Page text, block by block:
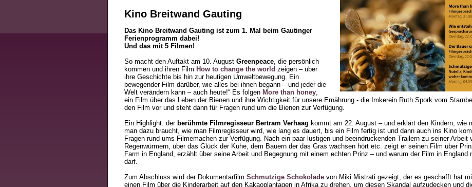
Kino Breitwand Gauting
Das Kino Breitwand Gauting ist zum 1. Mal beim Gautinger
Ferienprogramm dabei!
Und das mit 5 Filmen!
So macht den Auftakt am 10. August Greenpeace , die persönlich
kommen und ihren Film How to change the world zeigen – über
ihre Geschichte bis hin zur heutigen Umweltbewegung. Ein
bewegender Film darüber, wie alles bei ihnen begann – und jeder die
Welt verändern kann – auch heute!“ Es folgen More than honey
ein Film über das Leben der Bienen und ihre Wichtigkeit für unsere Ernährung - die Imkerein Ruth Spork vom
den Film vor und steht dann für Fragen rund um die Bienen zur Verfügung.
Ein Highlight: der berühmte Filmregisseur Bertram Verhaag kommt am 22. August – und erklärt den Kindern, wie
man dazu braucht, wie man Filmregisseur wird, wie lang es dauert, bis ein Film fertig ist und dann auch ins Kino
Fragen rund ums Filmemachen zur Verfügung. Nach ein paar lustigen und beeindruckenden Trailern zu seiner Arbeit
Regenwürmern, über das Glück der Kühe, dem Bauern der das Gras wachsen hört etc. zeigt er seinen Film über
Farm in England, erzählt über seine Arbeit und Begegnung mit einem echten Prinz – und warum der Film in England
darf.
Zum Abschluss wird der Dokumentarfilm Schmutzige Schokolade von Miki Mistrati gezeigt, der es geschafft hat
einen Film über die Kinderarbeit auf den Kakaoplantagen in Afrika zu drehen, um diesen Skandal aufzudecken und